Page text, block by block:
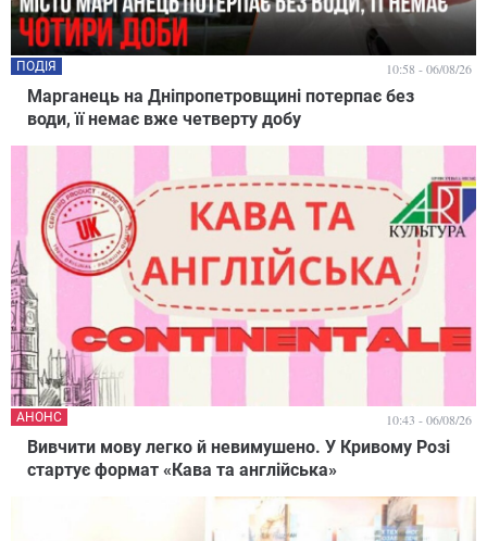
Марганець на Дніпропетровщині потерпає без
води, її немає вже четверту добу
ПОДІЯ 10:58 - 06/08/26
Вивчити мову легко й невимушено. У Кривому Розі
стартує формат «Кава та англійська»
АНОНС 10:43 - 06/08/26